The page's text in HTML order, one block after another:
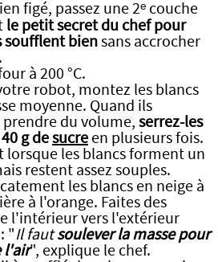
figé, passez une 2ᵉ couche
le petit secret du chef pour
soufflent bien sans accrocher
à 200 °C.
robot, montez les blancs
moyenne. Quand ils
du volume, serrez-les
g de sucre en plusieurs fois.
lorsque les blancs forment un
restent assez souples.
les blancs en neige à
à l'orange. Faites des
l'intérieur vers l'extérieur
" Il fautsoulever la masse pour
l'air", explique le chef.